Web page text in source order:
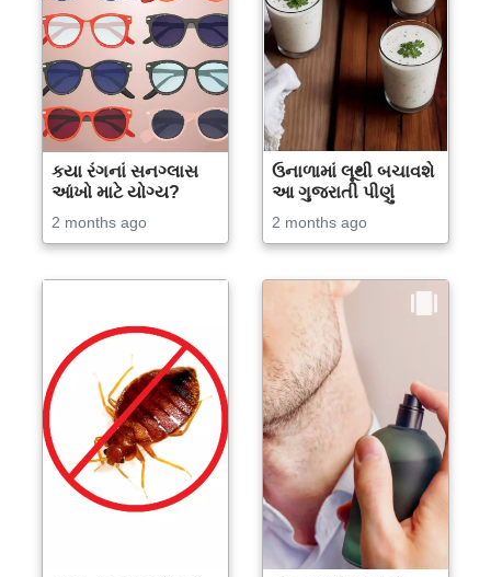
કયા રંગનાં સનગ્લાસ
આંખો માટે યોગ્ય?
2 months ago
ઉનાળામાં લૂથી બચાવશે
આ ગુજરાતી પીણું
2 months ago